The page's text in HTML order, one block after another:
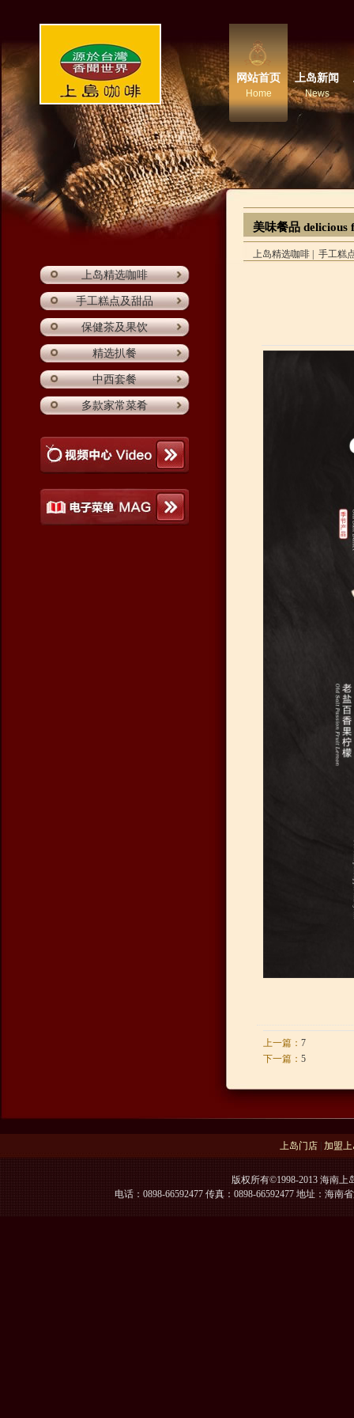
网站首页
Home
上岛新闻
News
美味餐品 delicious
上岛精选咖啡 手工糕
上岛精选咖啡
手工糕点及甜品
保健茶及果饮
精选扒餐
中西套餐
多款家常菜肴
上一篇： 7
下一篇： 5
上岛门店 加盟
版权所有©1998-2013 海南上
电话：0898-66592477 传真：0898-66592477 地址：海南